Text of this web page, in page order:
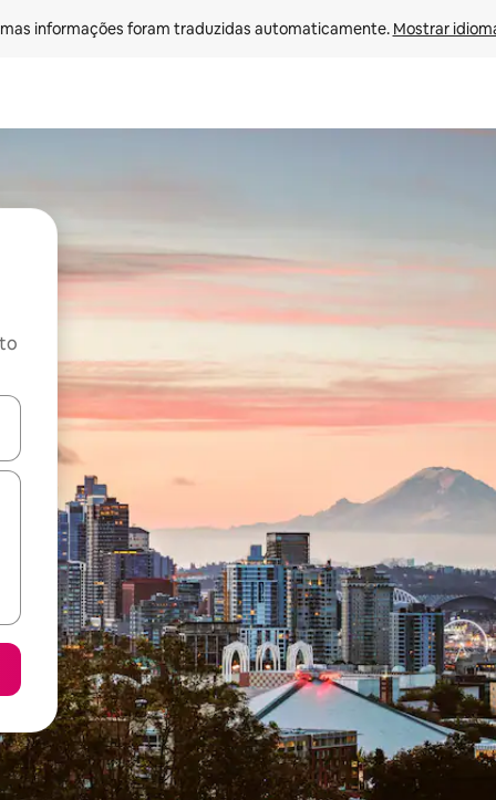
informações foram traduzidas automaticamente. Mostrar
os usando as seta para cima e para baixo do teclado ou tocando